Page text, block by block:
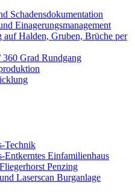
Schadensdokumentation
Einagerungsmanagement
auf Halden, Gruben, Brüche per
Grad Rundgang
Technik
Entkerntes Einfamilienhaus
Penzing
Laserscan Burganlage